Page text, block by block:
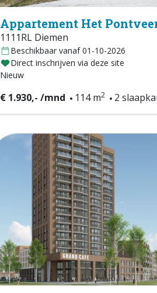
Appartement Het
1111RL Diemen
Beschikbaar vanaf 01-10-2026
Direct inschrijven via deze site
Nieuw
€ 1.930,- /mnd 114 m2 2